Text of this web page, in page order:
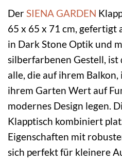
DerSIENA GARDEN
65 x 65 x 71 cm, gefertigt
in Dark Stone Optik und
silberfarbenen Gestell, ist
alle, die auf ihrem
ihrem Garten Wert auf
modernes Design legen.
Klapptisch kombiniert
Eigenschaften mit
sich perfekt für kleinere